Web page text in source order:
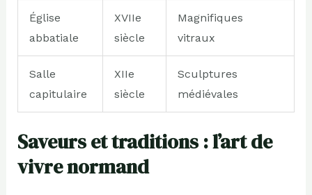
Église
abbatiale
XVIIe
siècle
Magnifiques
vitraux
Salle
capitulaire
XIIe
siècle
Sculptures
médiévales
Saveurs et traditions : l’art de
vivre normand